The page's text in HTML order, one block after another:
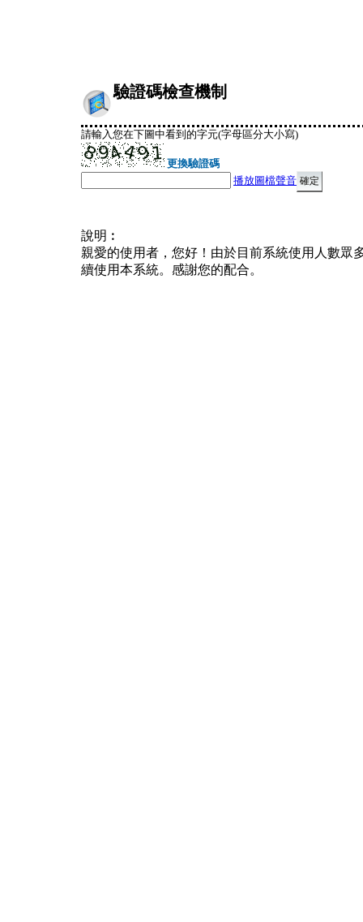
驗證碼檢查機制
請輸入您在下圖中看到的字元(字母區分大小寫)
更換驗證碼
播放圖檔聲音
說明︰
親愛的使用者，您好！由於目前系統使用人數眾
續使用本系統。感謝您的配合。